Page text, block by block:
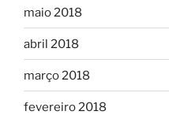
maio 2018
abril 2018
março 2018
fevereiro 2018